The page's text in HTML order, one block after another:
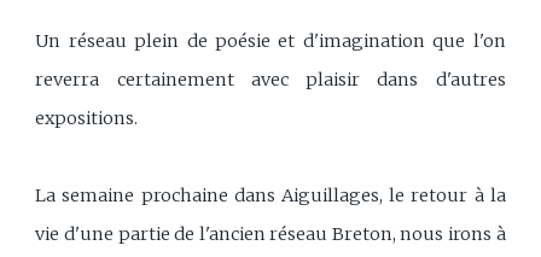
Un réseau plein de poésie et d'imagination que l'on
reverra certainement avec plaisir dans d'autres
expositions.
La semaine prochaine dans Aiguillages, le retour à la
vie d'une partie de l'ancien réseau Breton, nous irons à